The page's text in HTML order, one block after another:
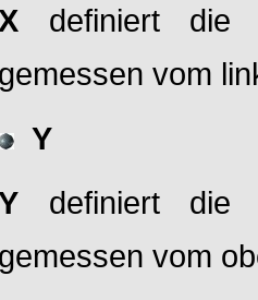
X definiert die
gemessen vom
Y
definiert die
gemessen vom